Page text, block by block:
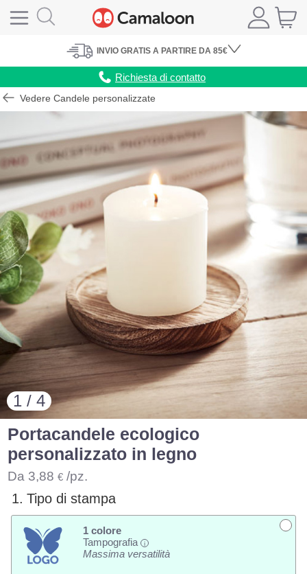
INVIO GRATIS A PARTIRE DA 85€
Richiesta di contatto
Vedere Candele personalizzate
1 / 4
Portacandele ecologico
personalizzato in legno
Da 3,88 € /pz.
1. Tipo di stampa
1 colore
Tampografia
i
Massima versatilità